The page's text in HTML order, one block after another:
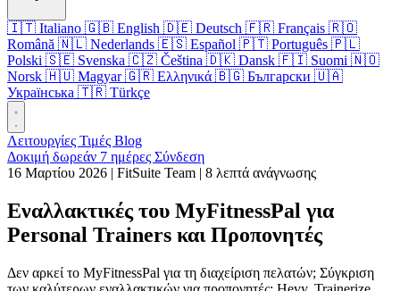
🇮🇹 Italiano 🇬🇧 English 🇩🇪 Deutsch 🇫🇷 Français 🇷🇴
Română 🇳🇱 Nederlands 🇪🇸 Español 🇵🇹 Português 🇵🇱
Polski 🇸🇪 Svenska 🇨🇿 Čeština 🇩🇰 Dansk 🇫🇮 Suomi 🇳🇴
Norsk 🇭🇺 Magyar 🇬🇷 Ελληνικά 🇧🇬 Български 🇺🇦
Українська 🇹🇷 Türkçe
Λειτουργίες Τιμές Blog
Δοκιμή δωρεάν 7 ημέρες Σύνδεση
16 Μαρτίου 2026 | FitSuite Team | 8 λεπτά ανάγνωσης
Εναλλακτικές του MyFitnessPal για
Personal Trainers και Προπονητές
Δεν αρκεί το MyFitnessPal για τη διαχείριση πελατών; Σύγκριση